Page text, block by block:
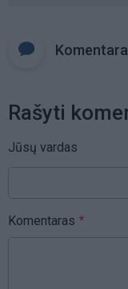
Rašyti
Jūsų vardas
Komentaras